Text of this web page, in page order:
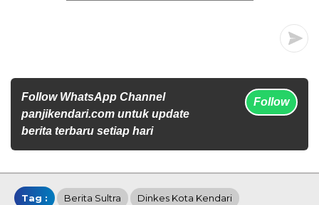
Follow WhatsApp Channel
panjikendari.com untuk update
berita terbaru setiap hari
Follow
Tag : Berita Sultra Dinkes Kota Kendari